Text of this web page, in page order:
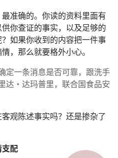
准确的。你读的资料里面有
你查证的事实，以及足够的
如果你收到的内容把一件事
，那么就要格外小心。
定一条消息是否可靠，跟洗手
·达玛普里，联合国食品安
观陈述事实吗？还是掺杂了
配